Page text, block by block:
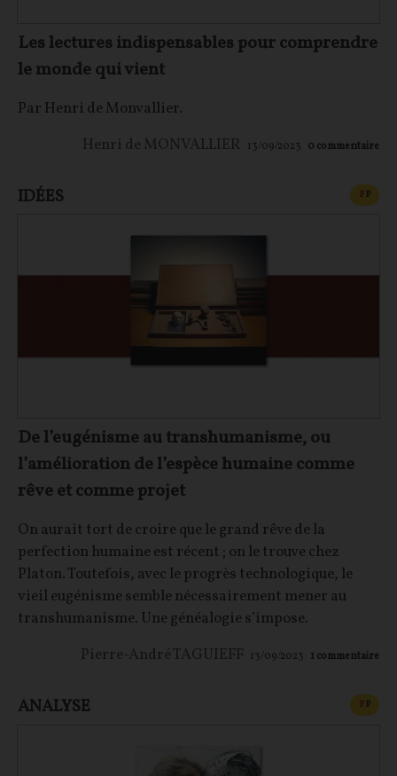
Les lectures indispensables pour comprendre
le monde qui vient
Par Henri de Monvallier.
Henri de MONVALLIER 13/09/2023 0 commentaire
IDÉES FP
De l’eugénisme au transhumanisme, ou
l’amélioration de l’espèce humaine comme
rêve et comme projet
On aurait tort de croire que le grand rêve de la
perfection humaine est récent ; on le trouve chez
Platon. Toutefois, avec le progrès technologique, le
vieil eugénisme semble nécessairement mener au
transhumanisme. Une généalogie s’impose.
Pierre-André TAGUIEFF 13/09/2023 1 commentaire
ANALYSE FP